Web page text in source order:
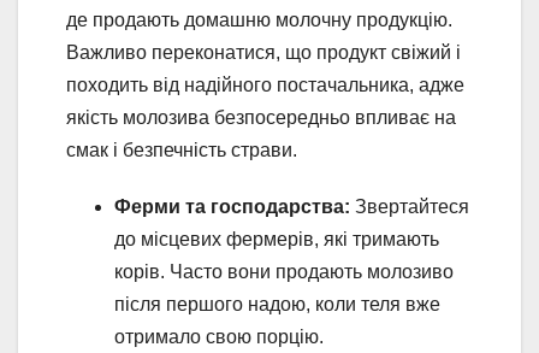
де продають домашню молочну продукцію.
Важливо переконатися, що продукт свіжий і
походить від надійного постачальника, адже
якість молозива безпосередньо впливає на
смак і безпечність страви.
Ферми та господарства: Звертайтеся
до місцевих фермерів, які тримають
корів. Часто вони продають молозиво
після першого надою, коли теля вже
отримало свою порцію.